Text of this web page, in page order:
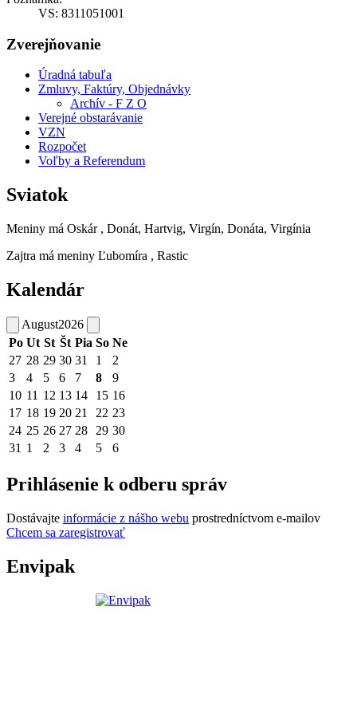
VS: 8311051001
Zverejňovanie
Úradná tabuľa
Zmluvy, Faktúry, Objednávky
Archív - F Z O
Verejné obstarávanie
VZN
Rozpočet
Voľby a Referendum
Sviatok
Meniny má Oskár , Donát, Hartvig, Virgín, Donáta, Virgínia
Zajtra má meniny Ľubomíra , Rastic
Kalendár
August2026
Po Ut St Št Pia So Ne
27 28 29 30 31 1
2
3
4 5 6 7 8
9
10 11 12 13 14 15 16
17 18 19 20 21 22 23
24 25 26 27 28 29 30
31 1 2 3 4 5 6
Prihlásenie k odberu správ
Dostávajte informácie z nášho webu prostredníctvom e-mailov
Chcem sa zaregistrovať
Envipak